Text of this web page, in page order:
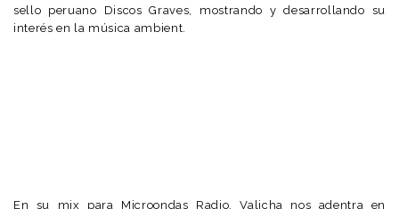
sello peruano Discos Graves, mostrando y desarrollando su
interés en la música ambient.
En su mix para Microondas Radio, Valicha nos adentra en